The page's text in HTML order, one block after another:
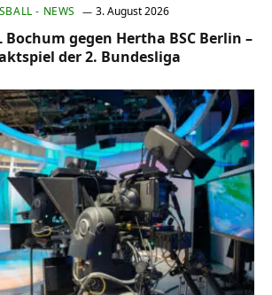
- NEWS 3. August 2026
Bochum gegen Hertha BSC Berlin –
der 2. Bundesliga